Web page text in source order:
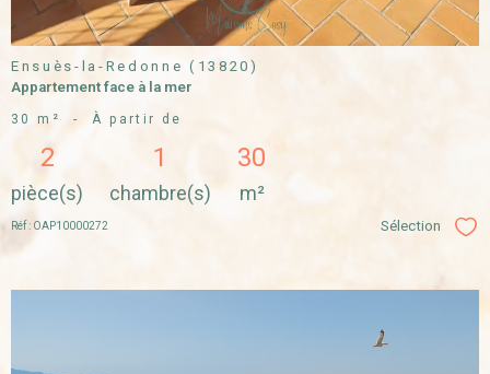
Ensuès-la-Redonne (13820)
Appartement face à la mer
30 m² - À partir de
2
pièce(s)
1
chambre(s)
30
m²
Réf : OAP10000272 Sélection